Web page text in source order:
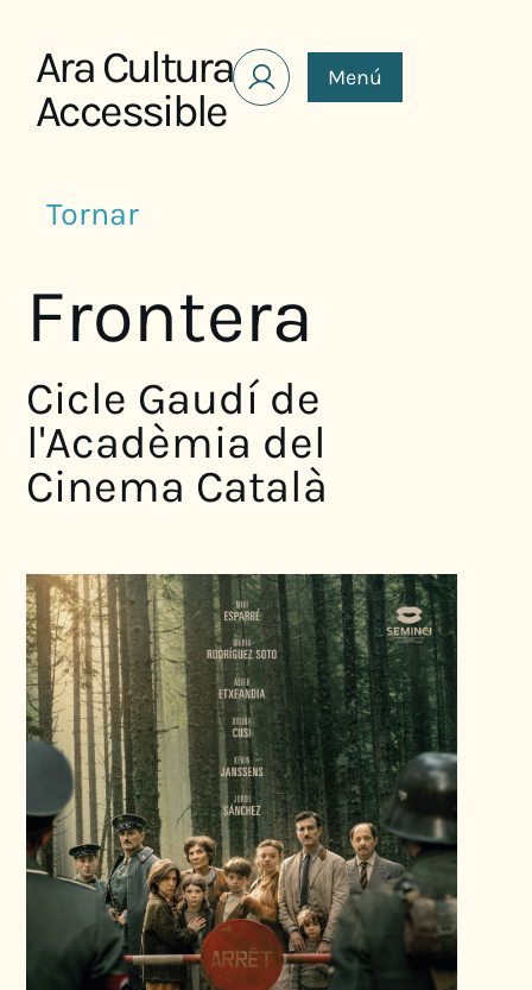
Ara Cultura
Accessible
Menú
Tornar
Frontera
Cicle Gaudí de
l'Acadèmia del
Cinema Català